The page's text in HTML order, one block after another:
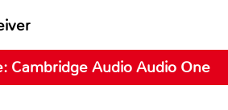
Cambridge Audio Audio One